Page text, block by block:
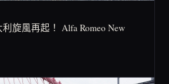
旋風再起！ Alfa Romeo New